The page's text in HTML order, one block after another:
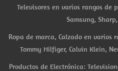
Televisores en varios rangos de
Samsung,
Ropa de marca, Calzado en varios
Tommy Hilfiger, Calvin Klein,
Productos de Electrónica: